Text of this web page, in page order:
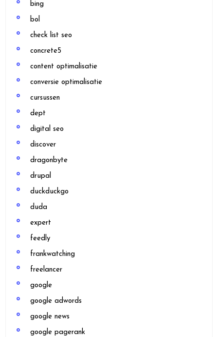
bing
bol
check list seo
concrete5
content optimalisatie
conversie optimalisatie
cursussen
dept
digital seo
discover
dragonbyte
drupal
duckduckgo
duda
expert
feedly
frankwatching
freelancer
google
google adwords
google news
google pagerank